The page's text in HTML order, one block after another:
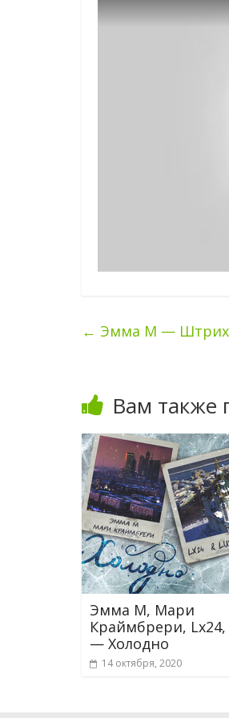
← Эмма М —
Вам также
Эмма М, Мари
Краймбрери,
— Холодно
14 октября, 2020